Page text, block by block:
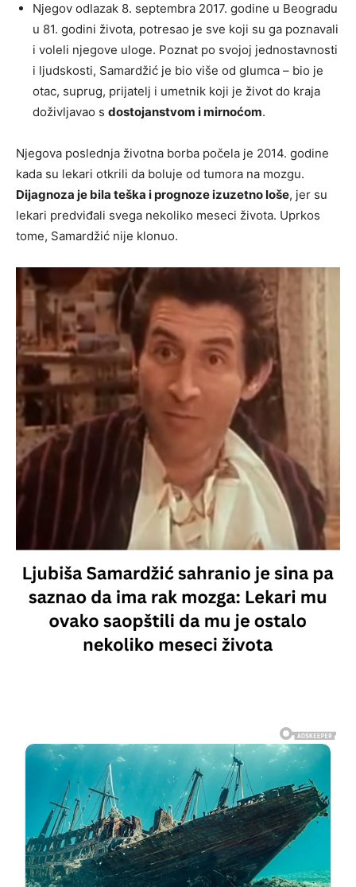
Njegov odlazak 8. septembra 2017. godine u Beogradu
u 81. godini života, potresao je sve koji su ga poznavali
i voleli njegove uloge. Poznat po svojoj jednostavnosti
i ljudskosti, Samardžić je bio više od glumca – bio je
otac, suprug, prijatelj i umetnik koji je život do kraja
doživljavao s dostojanstvom i mirnoćom.
Njegova poslednja životna borba počela je 2014. godine
kada su lekari otkrili da boluje od tumora na mozgu.
Dijagnoza je bila teška i prognoze izuzetno loše, jer su
lekari predviđali svega nekoliko meseci života. Uprkos
tome, Samardžić nije klonuo.